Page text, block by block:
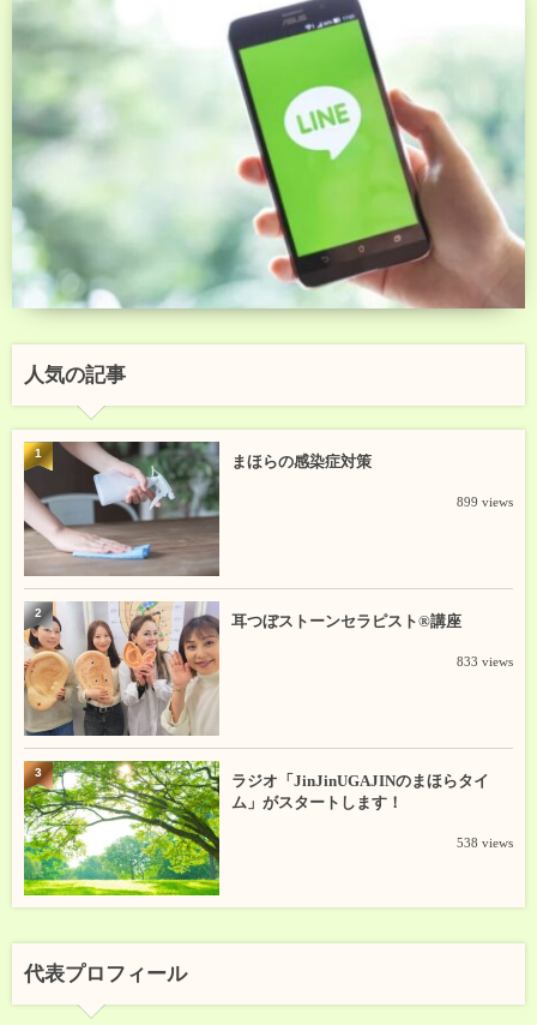
人気の記事
まほらの感染症対策
899 views
1
耳つぼストーンセラピスト®講座
833 views
2
ラジオ「JinJinUGAJINのまほらタイ
ム」がスタートします！
538 views
3
代表プロフィール